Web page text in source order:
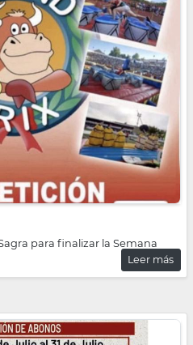
para finalizar la Semana
Leer más